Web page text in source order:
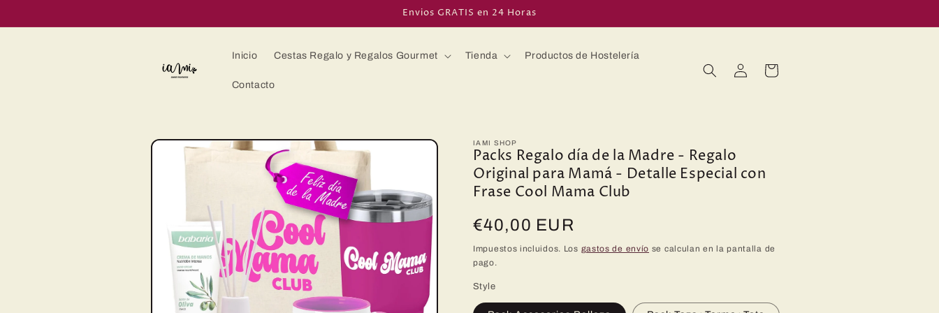
al contenido
Envios GRATIS en 24 Horas
Inicio Cestas Regalo y Regalos Gourmet Tienda Productos de Hostelería
Contacto
Iniciar
sesión
Carrito
directamente
IAMI SHOP
Packs Regalo día de la Madre - Regalo
Original para Mamá - Detalle Especial con
Frase Cool Mama Club
Precio
habitual
€40,00 EUR
Impuestos incluidos. Los gastos de envío se calculan en la pantalla de
pago.
Style